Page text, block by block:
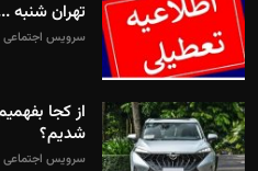
تهران شنبه
سرویس اجتماعی
از کجا
شدیم؟
سرویس اجتماعی